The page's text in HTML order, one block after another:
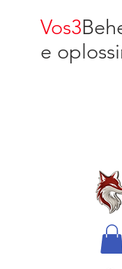
Vos3
e